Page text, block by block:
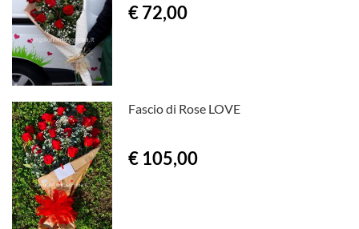
€ 72,00
Fascio di Rose LOVE
€ 105,00